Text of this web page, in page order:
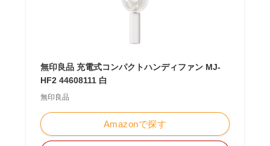
無印良品 充電式コンパクトハンディファン MJ-
HF2 44608111 白
無印良品
Amazonで探す